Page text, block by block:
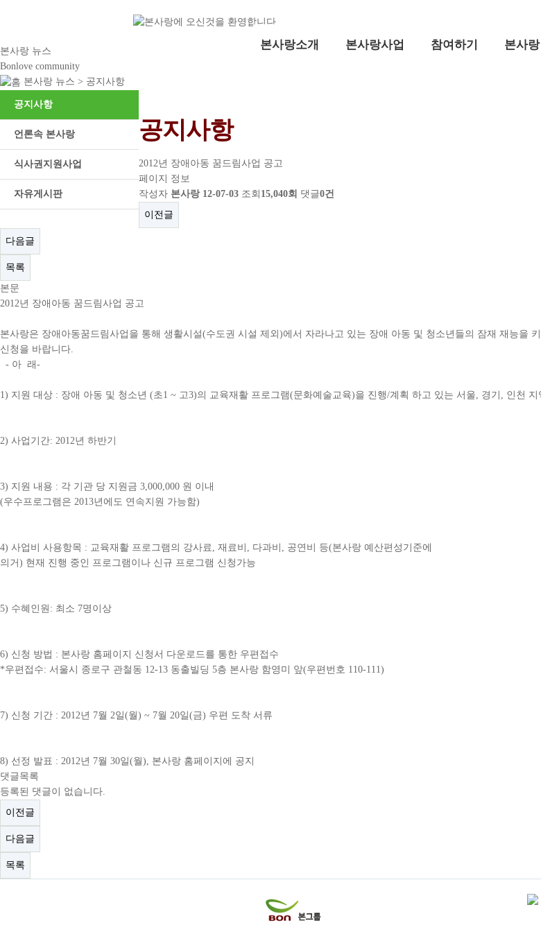
본사랑소개 본사랑사업 참여하기 본사랑
본사랑 뉴스
Bonlove community
본사랑 뉴스 > 공지사항
공지사항
언론속 본사랑
식사권지원사업
자유게시판
공지사항
2012년 장애아동 꿈드림사업 공고
페이지 정보
작성자 본사랑 12-07-03 조회 15,040회 댓글0건
이전글
다음글
목록
본문
2012년 장애아동 꿈드림사업 공고
본사랑은 장애아동꿈드림사업을 통해 생활시설(수도권 시설 제외)에서 자라나고 있는 장애 아동 및 청소년들의 잠재 재능을
신청을 바랍니다
- 아 래-
1) 지원 대상 : 장애 아동 및 청소년 (초1 ~ 고3)의 교육재활 프로그램(문화예술교육)을 진행/계획 하고 있는 서울 경기 인천 지
2) 사업기간: 2012년 하반기
3) 지원 내용 : 각 기관 당 지원금 3,000,000 원 이내
(우수프로그램은 2013년에도 연속지원 가능함)
4) 사업비 사용항목 : 교육재활 프로그램의 강사료 재료비 다과비 공연비 등(본사랑 예산편성기준에
의거) 현재 진행 중인 프로그램이나 신규 프로그램 신청가능
5) 수혜인원 : 최소 7명이상
6) 신청 방법 : 본사랑 홈페이지 신청서 다운로드를 통한 우편접수
*우편접수: 서울시 종로구 관철동 12-13 동출빌딩 5층 본사랑 함영미 앞(우편번호 110-111)
7) 신청 기간 : 2012년 7월 2일(월) ~ 7월 20일(금) 우편 도착 서류
8) 선정 발표 : 2012년 7월 30일(월), 본사랑 홈페이지에 공지
댓글목록
등록된 댓글이 없습니다.
이전글
다음글
목록